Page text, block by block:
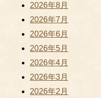
2026年8月
2026年7月
2026年6月
2026年5月
2026年4月
2026年3月
2026年2月